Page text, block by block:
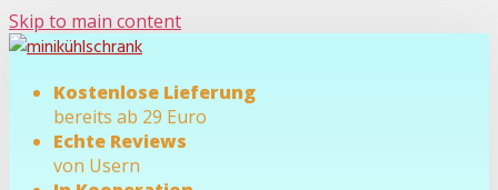
Skip to main content
Kostenlose Lieferung
bereits ab 29 Euro
Echte Reviews
von Usern